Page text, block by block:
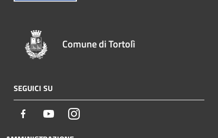
Comune di Tortolì
SEGUICI SU
Facebook YoutubeInstagram